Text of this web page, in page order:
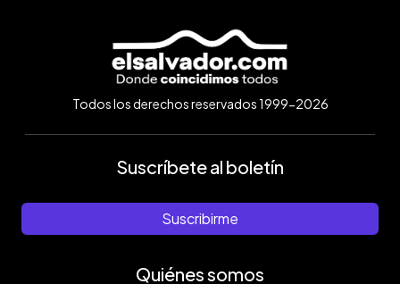
Todos los derechos reservados 1999-2026
Suscríbete al boletín
Suscribirme
Quiénes somos